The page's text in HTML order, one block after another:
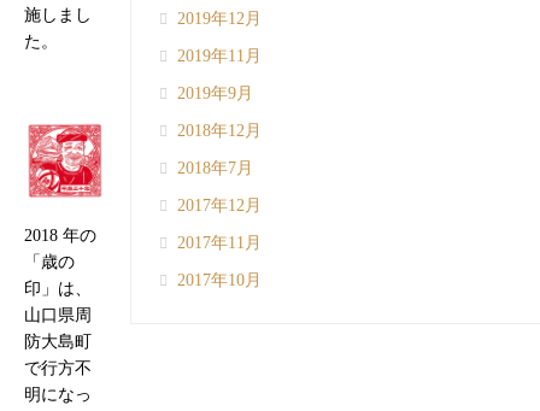
施しまし
た。
2018 年の
「歳の
印」は、
山口県周
防大島町
で行方不
明になっ
2019年12月
2019年11月
2019年9月
2018年12月
2018年7月
2017年12月
2017年11月
2017年10月